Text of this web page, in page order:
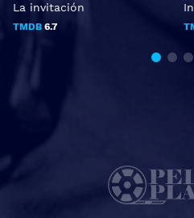
La invitación
TMDB 6.7